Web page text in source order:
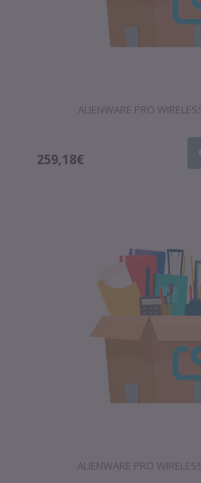
ALIENWARE PRO
259,18€
ALIENWARE PRO